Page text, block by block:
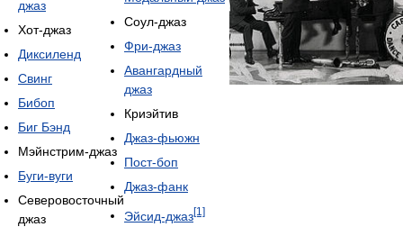
джаз
Хот-джаз
Диксиленд
Свинг
Бибоп
Биг Бэнд
Мэйнстрим-джаз
Буги-вуги
Северовосточный
джаз
Соул-джаз
Фри-джаз
Авангардный
джаз
Криэйтив
Джаз-фьюжн
Пост-боп
Джаз-фанк
Эйсид-джаз[1]